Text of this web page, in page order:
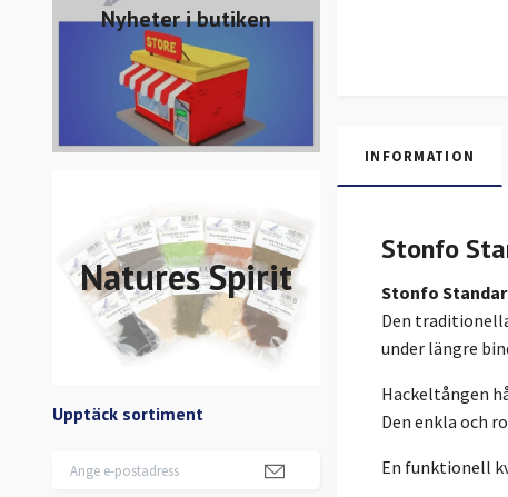
Nyheter i butiken
Natures Spirit
Upptäck sortiment
INFORMATION
Stonfo
Stonfo
Den
under längre
Hackeltången
Den enkla och
En funktionell